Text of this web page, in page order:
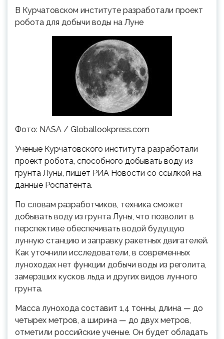
В Курчатовском институте разработали проект
робота для добычи воды на Луне
Фото: NASA / Globallookpress.com
Ученые Курчатовского института разработали
проект робота, способного добывать воду из
грунта Луны, пишет РИА Новости со ссылкой на
данные Роспатента.
По словам разработчиков, техника сможет
добывать воду из грунта Луны, что позволит в
перспективе обеспечивать водой будущую
лунную станцию и заправку ракетных двигателей.
Как уточнили исследователи, в современных
луноходах нет функции добычи воды из реголита,
замерзших кусков льда и других видов лунного
грунта.
Масса лунохода составит 1,4 тонны, длина — до
четырех метров, а ширина — до двух метров,
отметили российские ученые. Он будет обладать